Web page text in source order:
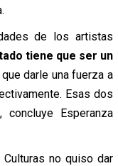
de los artistas
tiene que ser un
darle una fuerza a
Esas dos
Esperanza
no quiso dar